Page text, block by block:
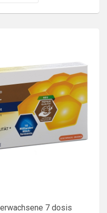
7 dosis